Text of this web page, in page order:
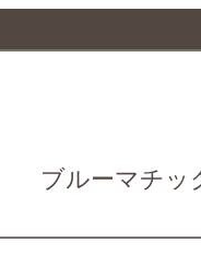
ブルーマチッ
検索